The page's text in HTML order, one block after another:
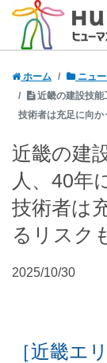
ホーム ニュー
近畿の建設技能
技術者は充足に向
近畿の建
人、40年
技術者は
るリスク
2025/10/30
［近畿エ